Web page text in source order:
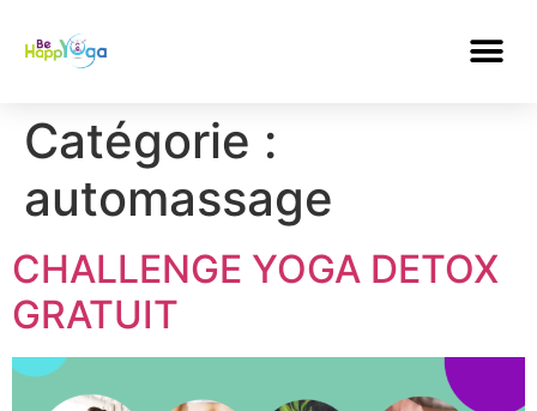
Catégorie :
automassage
CHALLENGE YOGA DETOX
GRATUIT